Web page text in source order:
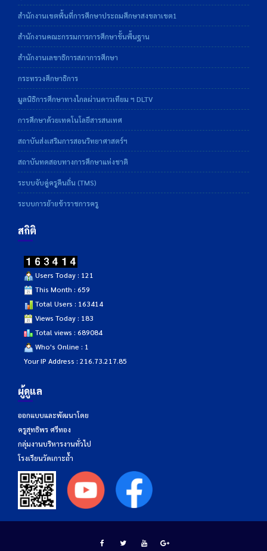
สำนักงานเขตพื้นที่การศึกษาประถมศึกษาสงขลาเขต1
สำนักงานคณะกรรมการการศึกษาขั้นพื้นฐาน
สำนักงานเลขาธิการสภาการศึกษา
กระทรวงศึกษาธิการ
มูลนิธิการศึกษาทางไกลผ่านดาวเทียม ฯ DLTV
การศึกษาด้วยเทคโนโลยีสารสนเทศ
สถาบันส่งเสริมการสอนวิทยาศาสตร์ฯ
สถาบันทดสอบทางการศึกษาแห่งชาติ
ระบบจับคู่ครูคืนถิ่น (TMS)
ระบบการย้ายข้าราชการครู
สถิติ
Users Today : 121
This Month : 659
Total Users : 163414
Views Today : 183
Total views : 689084
Who's Online : 1
Your IP Address : 216.73.217.85
ผู้ดูแล
ออกแบบและพัฒนาโดย
ครูสุทธิพร ศรีทอง
กลุ่มงานบริหารงานทั่วไป
โรงเรียนวัดเกาะถ้ำ